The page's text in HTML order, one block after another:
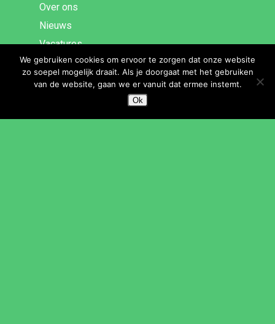
Over ons
Nieuws
Vacatures
Vrijwilligers
Onderwijs
Vrienden en sponsoren
We gebruiken cookies om ervoor te zorgen dat onze website
zo soepel mogelijk draait. Als je doorgaat met het gebruiken
van de website, gaan we er vanuit dat ermee instemt.
Ok